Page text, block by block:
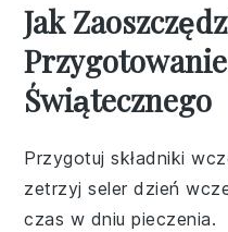
Jak
Świątecznego
Przygotuj składniki
zetrzyjseler dzień
czas w dniu pieczenia.